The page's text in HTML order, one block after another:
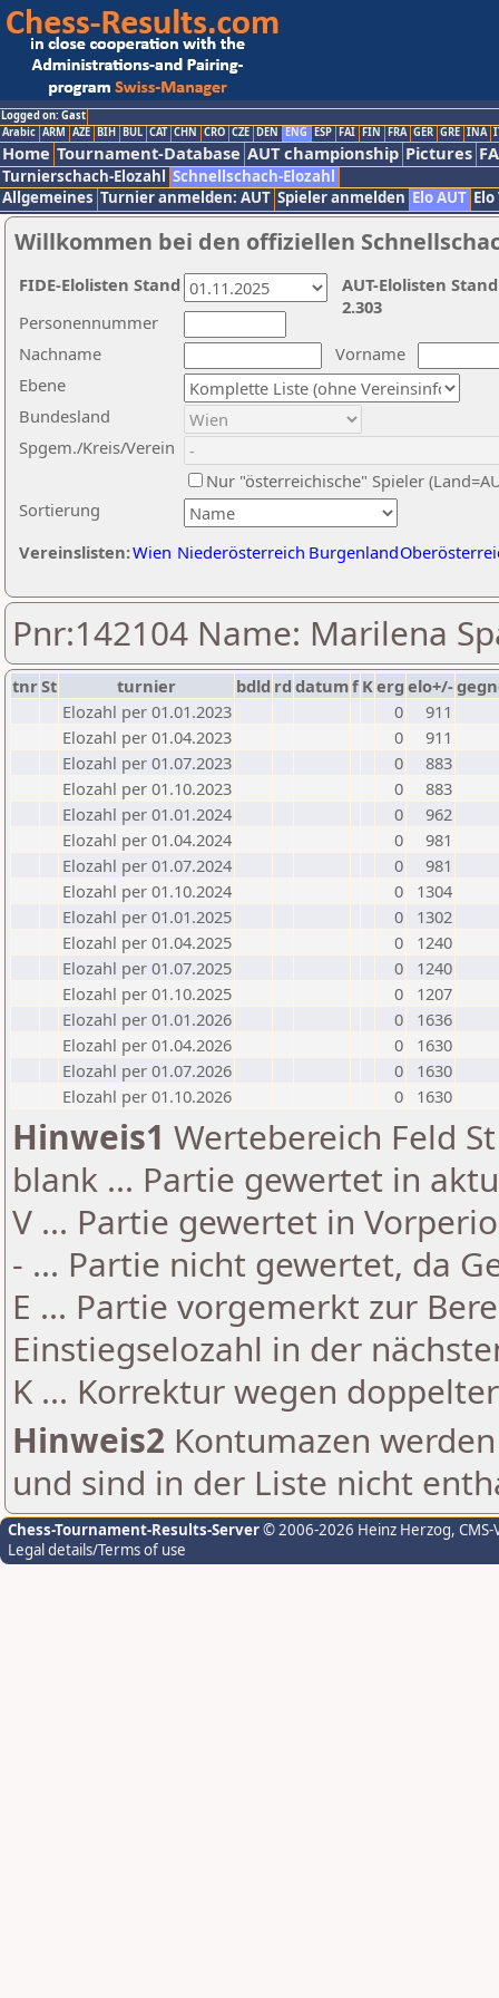
Logged on: Gast
Arabic ARM AZE BIH BUL CAT CHN CRO CZE DEN ENG ESP FAI FIN FRA GER GRE INA
Home Tournament-Database AUT championship Pictures
Turnierschach-Elozahl Schnellschach-Elozahl
Allgemeines Turnier anmelden: AUT Spieler anmelden Elo AUT
Willkommen bei den offiziellen
Nachname
Vorname
Ebene
Sortierung
Personennummer
Bundesland
Spgem./Kreis/Verein
Nur "österreichische" Spieler
Vereinslisten:Wien Niederösterreich Burgenland
AUT-Elolisten
2.303
FIDE-Elolisten Stand
Pnr:142104 Name: Marilena
tnrSt turnier bdld rd datumf Kerg elo+/-
Elozahl per 01.01.2023
0
911
Elozahl per 01.04.2023
0
911
Elozahl per 01.07.2023
0
883
Elozahl per 01.10.2023
0
883
Elozahl per 01.01.2024
0
962
Elozahl per 01.04.2024
0
981
Elozahl per 01.07.2024
0
981
Elozahl per 01.10.2024
0
1304
Elozahl per 01.01.2025
0
1302
Elozahl per 01.04.2025
0
1240
Elozahl per 01.07.2025
0
1240
Elozahl per 01.10.2025
0
1207
Elozahl per 01.01.2026
0
1636
Elozahl per 01.04.2026
0
1630
Elozahl per 01.07.2026
0
1630
Elozahl per 01.10.2026
0 1630
Hinweis1 Wertebereich Feld
blank ... Partie gewertet in
V ... Partie gewertet in
- ... Partie nicht gewertet, da
E ... Partie vorgemerkt zur
Einstiegselozahl in der
K ... Korrektur wegen
Hinweis2 Kontumazen
und sind in der Liste nicht
Chess-Tournament-Results-Server© 2006-2026 Heinz Herzog,
Legal details/Terms of use